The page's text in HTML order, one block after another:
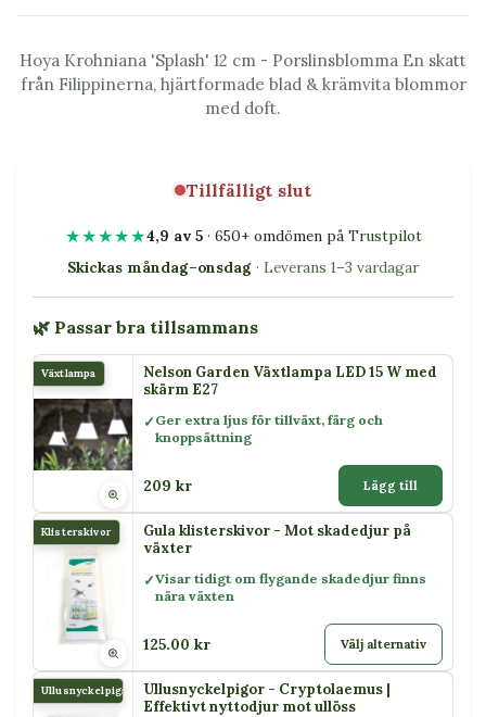
Hoya Krohniana 'Splash' 12 cm - Porslinsblomma En skatt
från Filippinerna, hjärtformade blad & krämvita blommor
med doft.
Tillfälligt slut
★★★★★4,9 av 5· 650+ omdömen på Trustpilot
Skickas måndag–onsdag · Leverans 1–3 vardagar
🌿 Passar bra tillsammans
Växtlampa
Nelson Garden Växtlampa LED 15 W med
skärm E27
Ger extra ljus för tillväxt, färg och
knoppsättning
209 kr Lägg till
Klisterskivor
Gula klisterskivor - Mot skadedjur på
växter
Visar tidigt om flygande skadedjur finns
nära växten
125.00 kr Välj alternativ
Ullusnyckelpiga
Ullusnyckelpigor - Cryptolaemus |
Effektivt nyttodjur mot ullöss